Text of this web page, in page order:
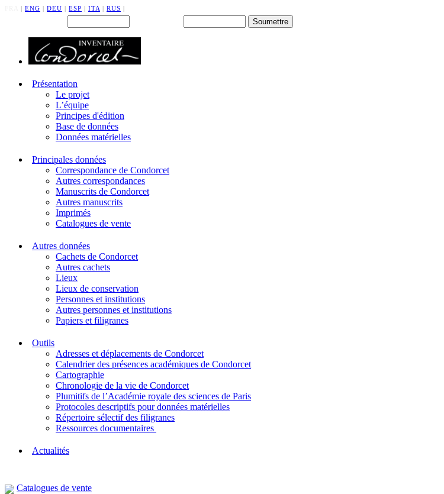
| ENG | DEU | ESP | ITA | RUS |
Présentation
Le projet
L’équipe
Principes d'édition
Base de données
Données matérielles
Principales données
Correspondance de Condorcet
Autres correspondances
Manuscrits de Condorcet
Autres manuscrits
Imprimés
Catalogues de vente
Autres données
Cachets de Condorcet
Autres cachets
Lieux
Lieux de conservation
Personnes et institutions
Autres personnes et institutions
Papiers et filigranes
Outils
Adresses et déplacements de Condorcet
Calendrier des présences académiques de Condorcet
Cartographie
Chronologie de la vie de Condorcet
Plumitifs de l’Académie royale des sciences de Paris
Protocoles descriptifs pour données matérielles
Répertoire sélectif des filigranes
Ressources documentaires
Actualités
Catalogues de vente